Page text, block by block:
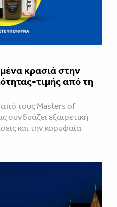
κρασιά στην
τιμής από τη
τους Masters of
συνδυάζει εξαιρετική
και την κορυφαία